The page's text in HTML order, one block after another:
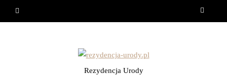
Rezydencja Urody